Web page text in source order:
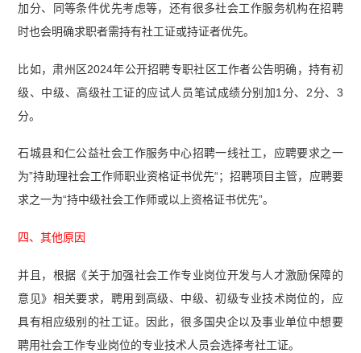
加分、同等条件优先考虑等，还有很多社会工作服务机构在招聘
时也会明确求职者需持有社工证或持证者优先。
比如，肃州区2024年公开招聘专职社区工作者公告明确，持有初
级、中级、高级社工证的应试人员笔试成绩分别加1分、2分、3
分。
石城县和仁公益社会工作服务中心招聘一线社工，应聘要求之一
为”持助理社会工作师职业资格证书优先“；招聘项目主管，应聘要
求之一为“持中级社会工作师或以上资格证书优先”。
四、其他原因
并且，根据《关于加强社会工作专业岗位开发与人才激励保障的
意见》相关要求，聘用到高级、中级、初级专业技术岗位的，应
具有相应级别的社工证。因此，很多国央企以及事业单位中想要
聘用社会工作专业岗位的专业技术人员会选择考社工证。